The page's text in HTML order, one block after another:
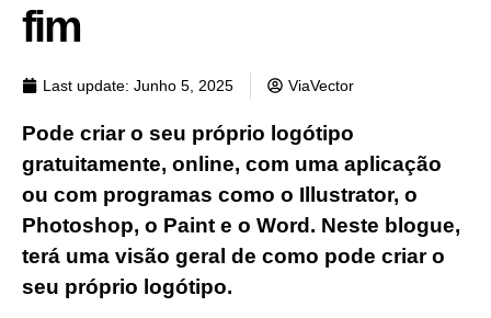
fim
Last update: Junho 5, 2025 ViaVector
Pode criar o seu próprio logótipo
gratuitamente, online, com uma aplicação
ou com programas como o Illustrator, o
Photoshop, o Paint e o Word. Neste blogue,
terá uma visão geral de como pode criar o
seu próprio logótipo.